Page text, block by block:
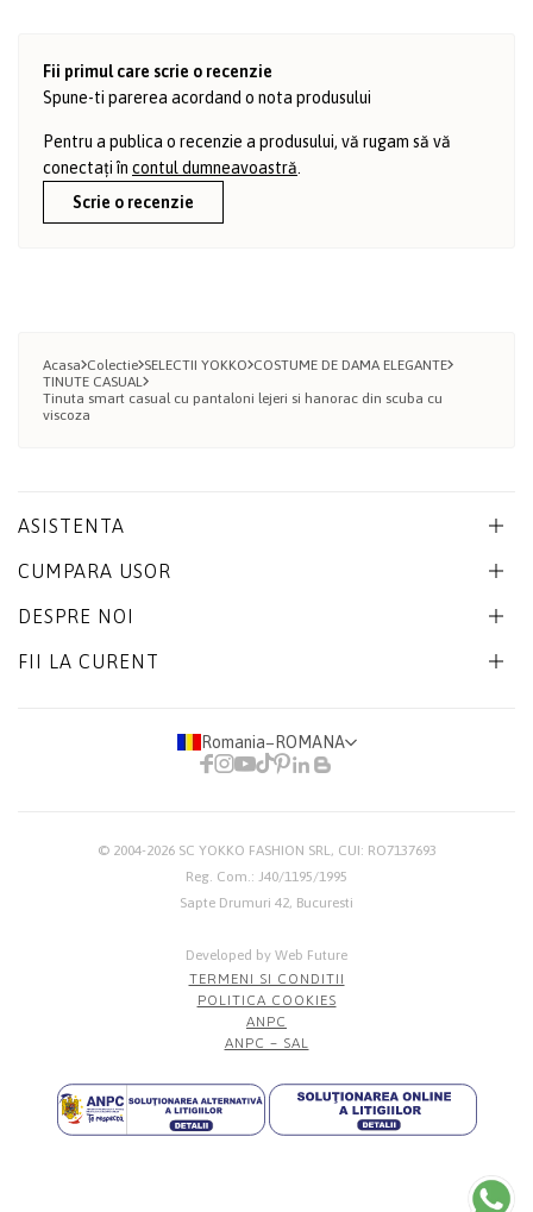
Fii primul care scrie o recenzie
Spune-ti parerea acordand o nota produsului
Pentru a publica o recenzie a produsului, vă rugam să vă
conectați în contul dumneavoastră.
Scrie o recenzie
Acasa Colectie SELECTII YOKKO COSTUME DE DAMA ELEGANTE
TINUTE CASUAL
Tinuta smart casual cu pantaloni lejeri si hanorac din scuba cu
viscoza
ASISTENTA
CUMPARA USOR
DESPRE NOI
FII LA CURENT
Romania− ROMANA
© 2004-2026 SC YOKKO FASHION SRL, CUI: RO7137693
Reg. Com.: J40/1195/1995
Sapte Drumuri 42, Bucuresti
Developed by Web Future
TERMENI SI CONDITII
POLITICA COOKIES
ANPC
ANPC – SAL